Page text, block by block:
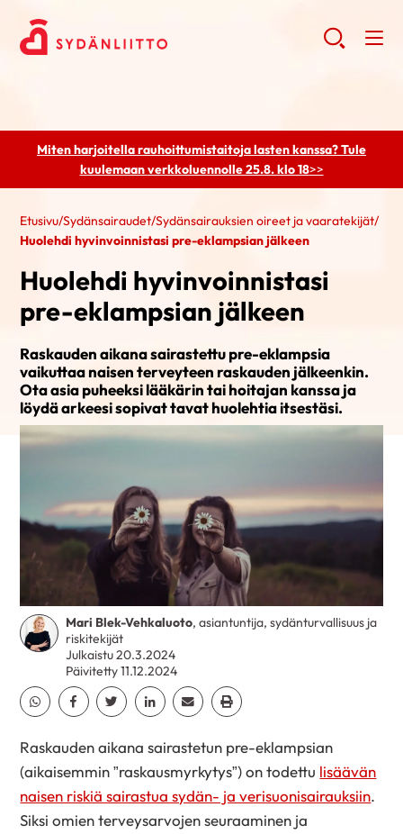
Miten harjoitella rauhoittumistaitoja lasten kanssa? Tule
kuulemaanverkkoluennolle 25.8. klo 18>>
Etusivu/Sydänsairaudet/Sydänsairauksien oireet ja vaaratekijät/
Huolehdi hyvinvoinnistasi pre-eklampsian jälkeen
Huolehdi hyvinvoinnistasi
pre-eklampsian jälkeen
Raskauden aikana sairastettu pre-eklampsia
vaikuttaa naisen terveyteen raskauden jälkeenkin.
Ota asia puheeksi lääkärin tai hoitajan kanssa ja
löydä arkeesi sopivat tavat huolehtia itsestäsi.
Mari Blek-Vehkaluoto, asiantuntija, sydänturvallisuus ja
riskitekijät
Julkaistu 20.3.2024
Päivitetty 11.12.2024
Jaa Whatsapp
Jaa Facebook
Jaa TwitterJaa Linkedin
Jaa EmailJaa Print
Raskauden aikana sairastetun pre-eklampsian
(aikaisemmin ”raskausmyrkytys”) on todettu lisäävän
naisen riskiä sairastua sydän- ja verisuonisairauksiin.
Siksi omien terveysarvojen seuraaminen ja